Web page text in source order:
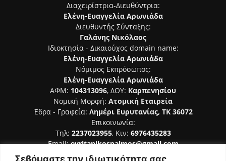
Σεβόμαστε την ιδιωτικότητα σας
Διαχειρίστρια-Διευθύντρια:
Ελένη-Ευαγγελία Αρωνιάδα
Διευθυντής Σύνταξης:
Γαλάνης Νικόλαος
Ιδιοκτησία - Δικαιούχος domain name:
Ελένη-Ευαγγελία Αρωνιάδα
Νόμιμος Εκπρόσωπος:
Ελένη-Ευαγγελία Αρωνιάδα
ΑΦΜ: 104313096, ΔΟΥ: Καρπενησίου
Νομική Μορφή: Ατομική Εταιρεία
Έδρα - Γραφεία: Λημέρι Ευρυτανίας, ΤΚ 36072
Επικοινωνία:
Τηλ: 2237023955, Κιν: 6976435283
Email:evritanikospalmos@gmail.com